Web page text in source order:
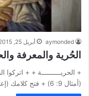
aymonded أبريل 25, 2015
الحُرية والمعرفة
+ الحريــــــــــة + +
(أمثال 9: 6) + فتح كلامك (إعلان أقوالك) يُنير،…